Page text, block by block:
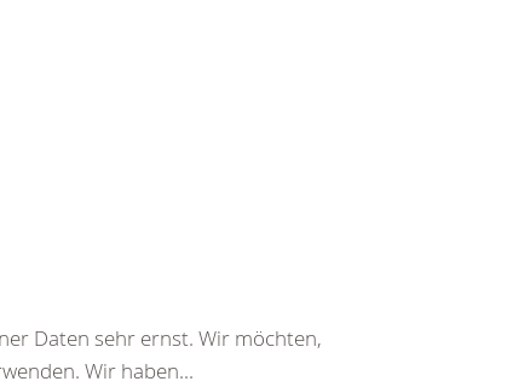
Daten sehr ernst. Wir möchten,
Wir haben...